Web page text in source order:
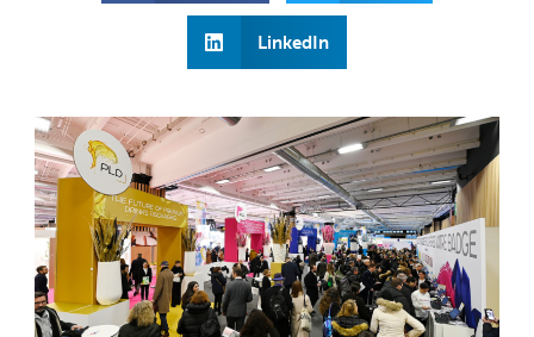
LinkedIn